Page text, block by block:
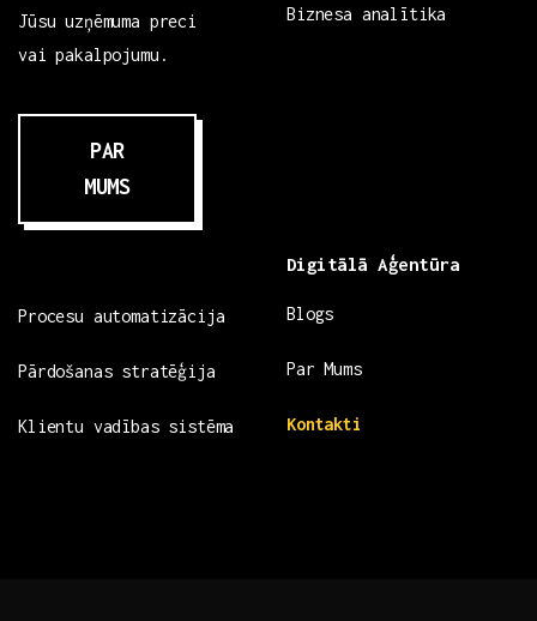
Jūsu uzņēmuma preci
vai pakalpojumu.
PAR
MUMS
Biznesa analītika
Procesu automatizācija
Pārdošanas stratēģija
Klientu vadības sistēma
Digitālā Aģentūra
Blogs
Par Mums
Kontakti